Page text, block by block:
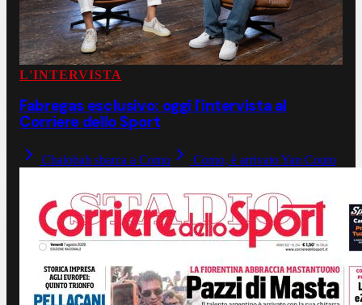
L'INTERVISTA
Fabregas esclusivo: oggi l'intervista al
Corriere dello Sport
Chalobah sbarca a Como Como, è arrivato Yan Couto